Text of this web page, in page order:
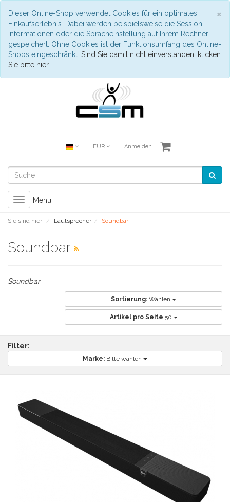
×
Dieser Online-Shop verwendet Cookies für ein optimales
Einkaufserlebnis. Dabei werden beispielsweise die Session-
Informationen oder die Spracheinstellung auf Ihrem Rechner
gespeichert. Ohne Cookies ist der Funktionsumfang des Online-
Shops eingeschränkt. Sind Sie damit nicht einverstanden, klicken
Sie bitte hier.
EUR Anmelden
Toggle
navigation
Menü
Sie sind hier: Lautsprecher Soundbar
Soundbar
Soundbar
Sortierung: Wählen
Artikel pro Seite 50
Filter:
Marke: Bitte wählen